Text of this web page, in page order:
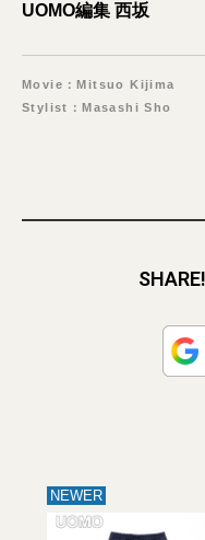
UOMO編集 西坂
Movie：Mitsuo Kijima
Stylist：Masashi Sho
SHARE!
NEWER